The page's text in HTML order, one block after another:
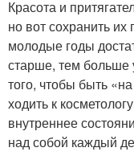
Красота и
но вот сохранить
молодые годы
старше, тем больше
того, чтобы быть
ходить к
внутреннее
над собой каждый